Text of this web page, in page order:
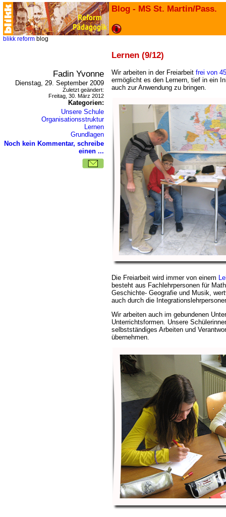
Blog - MS St. Martin/Pass.
blikk reform blog
Lernen (9/12)
Fadin Yvonne
Dienstag, 29. September 2009
Zuletzt geändert:
Freitag, 30. März 2012
Kategorien:
Unsere Schule
Organisationsstruktur
Lernen
Grundlagen
Noch kein Kommentar, schreibe
einen ...
Wir arbeiten in der Freiarbeit frei von
ermöglicht es den Lernern, tief in ein
auch zur Anwendung zu bringen.
Die Freiarbeit wird immer von einem
besteht aus Fachlehrpersonen für
Geschichte- Geografie und Musik,
auch durch die
Wir arbeiten auch im gebundenen
Unterrichtsformen. Unsere
selbstständiges Arbeiten und
übernehmen.